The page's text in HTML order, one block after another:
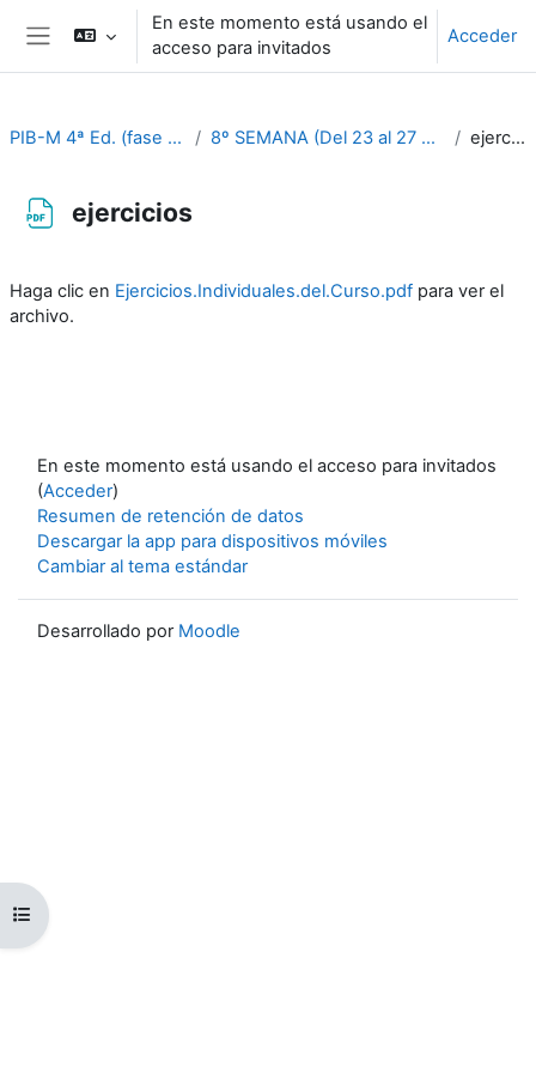
Salta al contenido principal
Panel lateral
En este momento está usando el
acceso para invitados
Acceder
Abrir índice del curso
PIB-M 4ª Ed. (fase práctica) 8º SEMANA (Del 23 al 27 de octubre) ejercicios
ejercicios
Haga clic en Ejercicios.Individuales.del.Curso.pdf para ver el
archivo.
En este momento está usando el acceso para invitados
(Acceder)
Resumen de retención de datos
Descargar la app para dispositivos móviles
Cambiar al tema estándar
Desarrollado por Moodle